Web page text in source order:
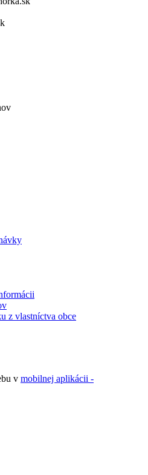
z vlastníctva obce
v mobilnej aplikácii -